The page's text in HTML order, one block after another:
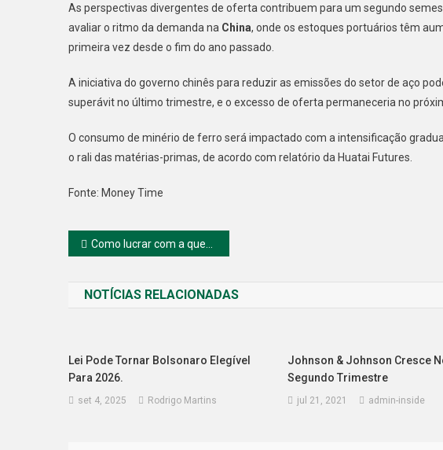
As perspectivas divergentes de oferta contribuem para um segundo
avaliar o ritmo da demanda na China, onde os estoques portuários têm
primeira vez desde o fim do ano passado.
A iniciativa do governo chinês para reduzir as emissões do setor de aço
superávit no último trimestre, e o excesso de oferta permaneceria no
O consumo de minério de ferro será impactado com a intensificação
o rali das matérias-primas, de acordo com relatório da Huatai Futures.
Fonte: Money Time
Navegação
Post
Como lucrar com a queda do bitcoin?
NOTÍCIAS RELACIONADAS
Lei Pode Tornar Bolsonaro Elegível
Para 2026.
set 4, 2025 Rodrigo Martins
Johnson & Johnson Cresce
Segundo Trimestre
jul 21, 2021 admin-inside